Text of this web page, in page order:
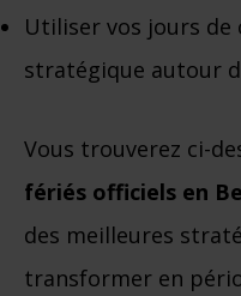
Utiliser vos jours de
stratégique autour
Vous trouverez ci-
fériés officiels en
des meilleures
transformer en